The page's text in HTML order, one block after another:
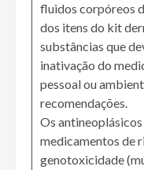
fluidos corpóreos
dos itens do kit
substâncias que
inativação do
pessoal ou
recomendações.
Os
medicamentos de
genotoxicidade